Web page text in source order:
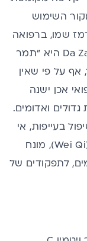
השימוש
שמו, ברפואה
סינית מסורתית. משמעות שמו הסיני Da Zao היא ״תמר
אף על פי שאין
אכן ישנה
ואדומים.
בעייפות, אי
שקט, הפרעות שינה ולחיזוק הצ׳י המגן (Wei Qi), מונח
לתפקודים של